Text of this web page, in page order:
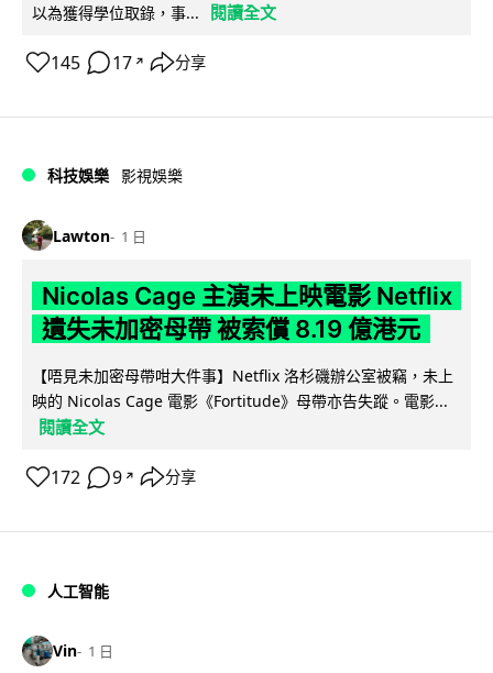
以為獲得學位取錄，事...
閱讀全文
145 17 ↗ 分享
科技娛樂 影視娛樂
Lawton 1 日
Nicolas Cage 主演未上映電影 Netflix
遺失未加密母帶 被索償 8.19 億港元
【唔見未加密母帶咁大件事】Netflix 洛杉磯辦公室被竊，未上
映的 Nicolas Cage 電影《Fortitude》母帶亦告失蹤。電影...
閱讀全文
172 9 ↗ 分享
人工智能
Vin 1 日